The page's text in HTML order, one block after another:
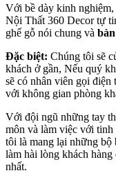
Với bề dày kinh
Nội Thất 360 Decor tự
ghế gỗ nói chung và
Đặc biệt: Chúng tôi sẽ
khách ở gần, Nếu quý
sẽ có nhân viên gọi điện
với không gian phòng
Với đội ngũ những tay
môn và làm việc với tinh
tôi là mang lại những bộ
làm hài lòng khách
nhất.